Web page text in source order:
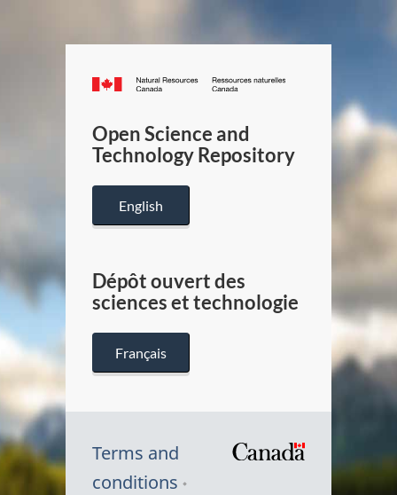
Canada.ca
/
Canada
Open Science and
Technology Repository
English
Dépôt ouvert des
sciences et technologie
Français
Terms and
conditions
Symbole